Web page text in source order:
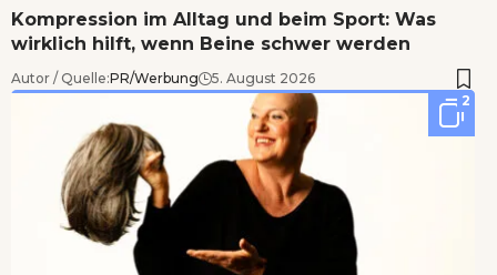
Kompression im Alltag und beim Sport: Was
wirklich hilft, wenn Beine schwer werden
Autor / Quelle:PR/Werbung
5. August 2026
2